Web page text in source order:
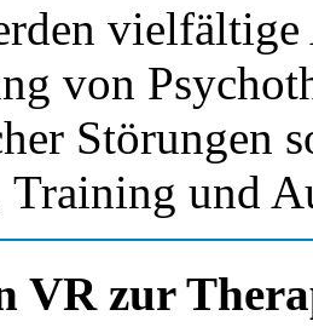
von
Störungen
und
VR zur